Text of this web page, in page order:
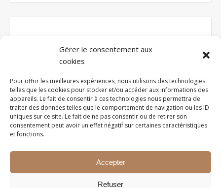
Gérer le consentement aux
cookies
Pour offrir les meilleures expériences, nous utilisons des technologies
telles que les cookies pour stocker et/ou accéder aux informations des
appareils. Le fait de consentir à ces technologies nous permettra de
traiter des données telles que le comportement de navigation ou les ID
uniques sur ce site. Le fait de ne pas consentir ou de retirer son
consentement peut avoir un effet négatif sur certaines caractéristiques
et fonctions.
Accepter
Refuser
2026 ©EDUCATIONVOYAGEUSE